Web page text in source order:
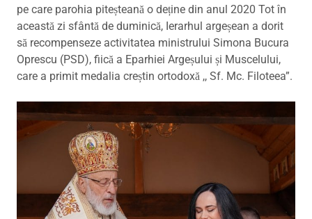
pe care parohia piteșteană o deține din anul 2020 Tot în
această zi sfântă de duminică, Ierarhul argeșean a dorit
să recompenseze activitatea ministrului Simona Bucura
Oprescu (PSD), fiică a Eparhiei Argeșului și Muscelului,
care a primit medalia creștin ortodoxă ,, Sf. Mc. Filoteea”.